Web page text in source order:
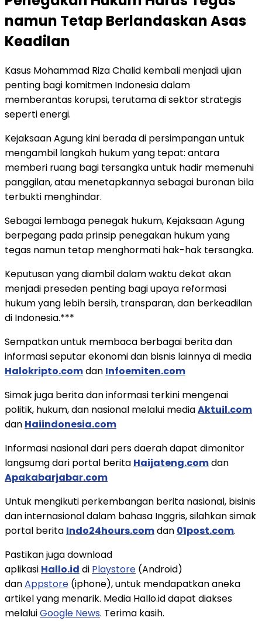
namun Tetap Berlandaskan Asas
Keadilan
Kasus Mohammad Riza Chalid kembali menjadi ujian
penting bagi komitmen Indonesia dalam
memberantas korupsi, terutama di sektor strategis
seperti energi.
Kejaksaan Agung kini berada di persimpangan untuk
mengambil langkah hukum yang tepat: antara
memberi ruang bagi tersangka untuk hadir memenuhi
panggilan, atau menetapkannya sebagai buronan bila
terbukti menghindar.
Sebagai lembaga penegak hukum, Kejaksaan Agung
berpegang pada prinsip penegakan hukum yang
tegas namun tetap menghormati hak-hak tersangka.
Keputusan yang diambil dalam waktu dekat akan
menjadi preseden penting bagi upaya reformasi
hukum yang lebih bersih, transparan, dan berkeadilan
di Indonesia.***
Sempatkan untuk membaca berbagai berita dan
informasi seputar ekonomi dan bisnis lainnya di media
Halokripto.comdan Infoemiten.com
Simak juga berita dan informasi terkini mengenai
politik, hukum, dan nasional melalui mediaAktuil.com
dan Haiindonesia.com
Informasi nasional dari pers daerah dapat dimonitor
langsumg dari portal berita Haijateng.comdan
Apakabarjabar.com
Untuk mengikuti perkembangan berita nasional, bisinis
dan internasional dalam bahasa Inggris, silahkan simak
portal berita Indo24hours.comdan 01post.com.
Pastikan juga download
aplikasi Hallo.id di Playstore (Android)
danAppstore (iphone), untuk mendapatkan aneka
artikel yang menarik. Media Hallo.id dapat diakses
melaluiGoogle News. Terima kasih.